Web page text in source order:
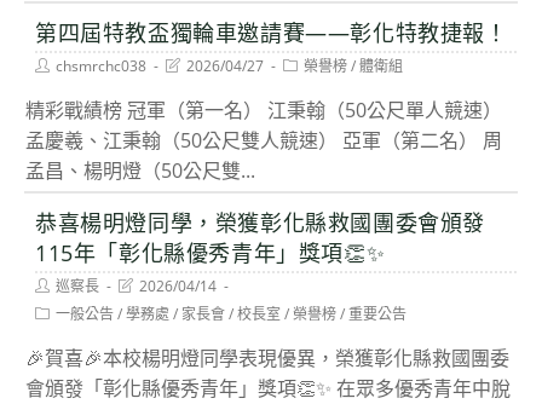
第四屆特教盃獨輪車邀請賽——彰化特教捷報！
Postchsmrchc038
Post
modified:
2026/04/27
Post榮譽榜/體衛組
精彩戰績榜 ​冠軍（第一名） ​江秉翰（50公尺單人競速） ​
孟慶羲、江秉翰（50公尺雙人競速） 亞軍（第二名） ​周
孟昌、楊明燈（50公尺雙...
恭喜楊明燈同學，榮獲彰化縣救國團委會頒發
115年「彰化縣優秀青年」獎項👏✨
Post
author:
巡察長
Post
last
modified:
2026/04/14
Post一般公告/學務處 / 家長會/校長室 /榮譽榜/重要公告
🎉賀喜🎉本校楊明燈同學表現優異，榮獲彰化縣救國團委
會頒發「彰化縣優秀青年」獎項👏✨ 在眾多優秀青年中脫